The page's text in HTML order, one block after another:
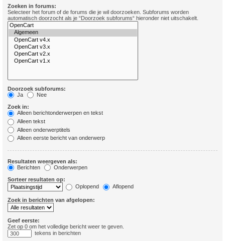
Zoeken in forums:
Selecteer het forum of de forums die je wil doorzoeken. Subforums worden
automatisch doorzocht als je “Doorzoek subforums“ hieronder niet uitschakelt.
Doorzoek subforums:
Ja
Nee
Zoek in:
Alleen berichtonderwerpen en tekst
Alleen tekst
Alleen onderwerptitels
Alleen eerste bericht van onderwerp
Resultaten weergeven als:
Berichten
Onderwerpen
Sorteer resultaten op:
Oplopend
Aflopend
Zoek in berichten van afgelopen:
Geef eerste:
Zet op 0 om het volledige bericht weer te geven.
tekens in berichten